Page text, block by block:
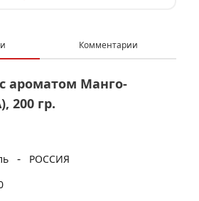
Комментарии
ароматом Манго-
200 гр.
-
РОССИЯ